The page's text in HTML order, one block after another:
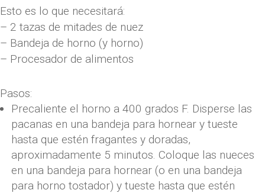
Esto es lo que necesitará:
– 2 tazas de mitades de nuez
– Bandeja de horno (y horno)
– Procesador de alimentos
Pasos:
Precaliente el horno a 400 grados F. Disperse las
pacanas en una bandeja para hornear y tueste
hasta que estén fragantes y doradas,
aproximadamente 5 minutos. Coloque las nueces
en una bandeja para hornear (o en una bandeja
para horno tostador) y tueste hasta que estén